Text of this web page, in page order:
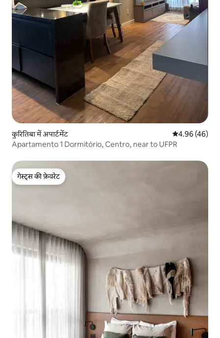
कुरितिबा में अपार्टमेंट औसत रेटिंग 5 में
4.96 (46)
Apartamento 1 Dormitório, Centro, near to UFPR
गेस्ट्स की फ़ेवरेट
गेस्ट्स की फ़ेवरेट